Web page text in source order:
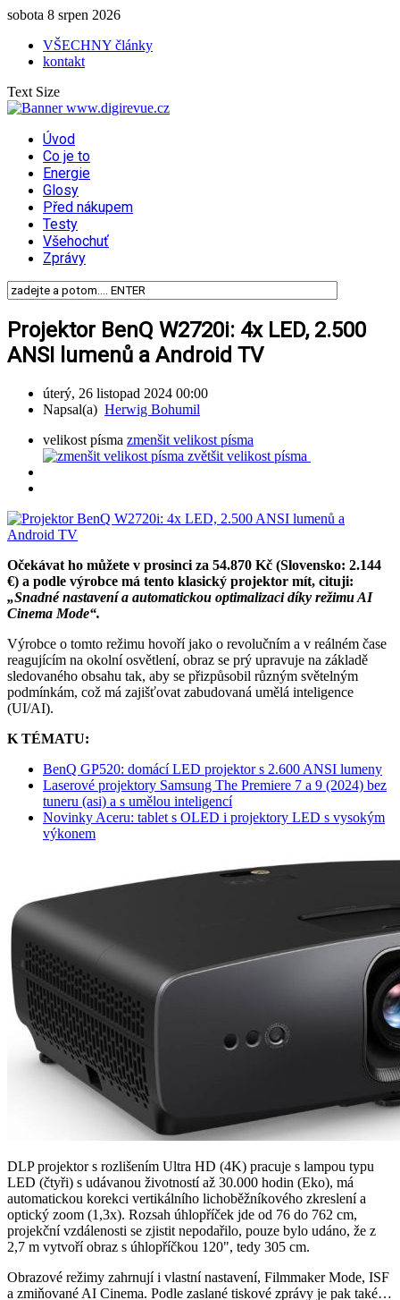
sobota 8 srpen 2026
VŠECHNY články
kontakt
Text Size
Úvod
Co je to
Energie
Glosy
Před nákupem
Testy
Všehochuť
Zprávy
Projektor BenQ W2720i: 4x LED, 2.500
ANSI lumenů a Android TV
úterý, 26 listopad 2024 00:00
Napsal(a) Herwig Bohumil
velikost písma zmenšit velikost písma
zvětšit velikost písma
Očekávat ho můžete v prosinci za 54.870 Kč (Slovensko: 2.144
€) a podle výrobce má tento klasický projektor mít, cituji:
„Snadné nastavení a automatickou optimalizaci díky režimu AI
Cinema Mode“.
Výrobce o tomto režimu hovoří jako o revolučním a v reálném čase
reagujícím na okolní osvětlení, obraz se prý upravuje na základě
sledovaného obsahu tak, aby se přizpůsobil různým světelným
podmínkám, což má zajišťovat zabudovaná umělá inteligence
(UI/AI).
K TÉMATU:
BenQ GP520: domácí LED projektor s 2.600 ANSI lumeny
Laserové projektory Samsung The Premiere 7 a 9 (2024) bez
tuneru (asi) a s umělou inteligencí
Novinky Aceru: tablet s OLED i projektory LED s vysokým
výkonem
DLP projektor s rozlišením Ultra HD (4K) pracuje s lampou typu
LED (čtyři) s udávanou životností až 30.000 hodin (Eko), má
automatickou korekci vertikálního lichoběžníkového zkreslení a
optický zoom (1,3x). Rozsah úhlopříček jde od 76 do 762 cm,
projekční vzdálenosti se zjistit nepodařilo, pouze bylo udáno, že z
2,7 m vytvoří obraz s úhlopříčkou 120", tedy 305 cm.
Obrazové režimy zahrnují i vlastní nastavení, Filmmaker Mode, ISF
a zmiňované AI Cinema. Podle zaslané tiskové zprávy je pak také…